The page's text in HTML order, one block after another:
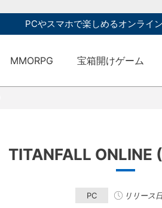
PCやスマホで楽しめるオンライ
MMORPG 宝箱開けゲーム
TITANFALL ONLINE
PC リリース